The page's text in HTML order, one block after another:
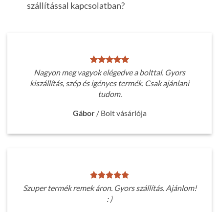
szállítással kapcsolatban?
Nagyon meg vagyok elégedve a bolttal. Gyors
kiszállítás, szép és igényes termék. Csak ajánlani
tudom.
Gábor / Bolt vásárlója
Szuper termék remek áron. Gyors szállítás. Ajánlom!
: )